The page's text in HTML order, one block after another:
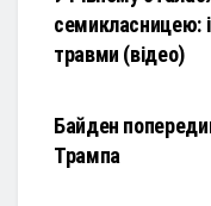
семикласницею:
травми (відео)
Байден
Трампа